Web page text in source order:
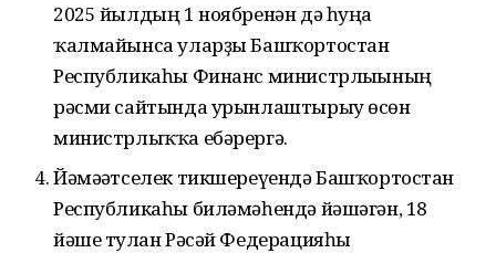
2025 йылдың 1 ноябренән дә һуңға
ҡалмайынса уларҙы Башҡортостан
Республикаһы Финанс министрлығының
рәсми сайтында урынлаштырыу өсөн
министрлыҡҡа ебәрергә.
Йәмәғәтселек тикшереүендә Башҡортостан
Республикаһы биләмәһендә йәшәгән, 18
йәше тулған Рәсәй Федерацияһы